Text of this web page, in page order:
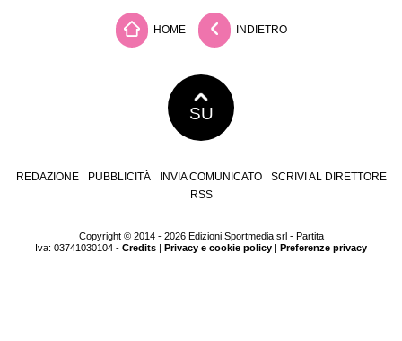
HOME INDIETRO
SU
REDAZIONE PUBBLICITÀ INVIA COMUNICATO
SCRIVI AL DIRETTORE
RSS
Copyright © 2014 - 2026 Edizioni Sportmedia srl - Partita
Iva: 03741030104 - Credits | Privacy e cookie policy | Preferenze privacy